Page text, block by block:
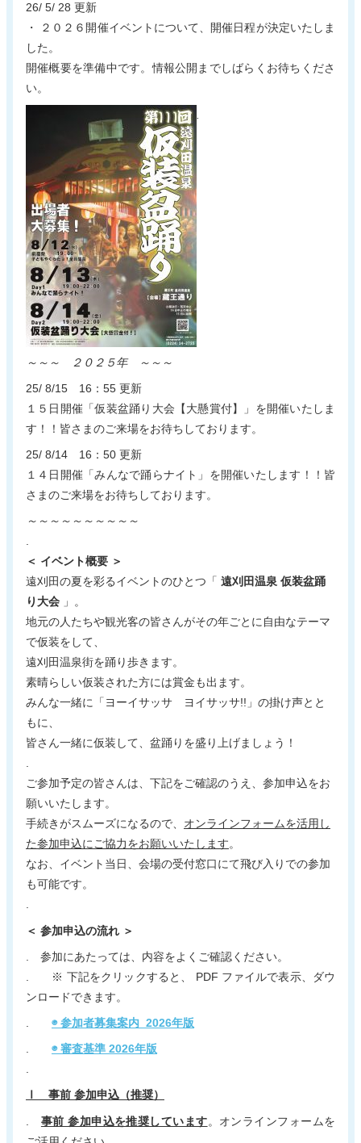
26/ 5/ 28 更新
・ ２０２６開催イベントについて、開催日程が決定いたしま
した。
開催概要を準備中です。情報公開までしばらくお待ちくださ
い。
～～～ ２０２５年 ～～～
25/ 8/15 16：55 更新
１５日開催「仮装盆踊り大会【大懸賞付】」を開催いたしま
す！！皆さまのご来場をお待ちしております。
25/ 8/14 16：50 更新
１４日開催「みんなで踊らナイト」を開催いたします！！皆
さまのご来場をお待ちしております。
～～～ ～～～ ～～～ ～
.
＜ イベント概要 ＞
遠刈田の夏を彩るイベントのひとつ「 遠刈田温泉 仮装盆踊
り大会 」。
地元の人たちや観光客の皆さんがその年ごとに自由なテーマ
で仮装をして、
遠刈田温泉街を踊り歩きます。
素晴らしい仮装された方には賞金も出ます。
みんな一緒に「ヨーイサッサ ヨイサッサ!!」の掛け声とと
もに、
皆さん一緒に仮装して、盆踊りを盛り上げましょう！
.
ご参加予定の皆さんは、下記をご確認のうえ、参加申込をお
願いいたします。
手続きがスムーズになるので、 オンラインフォームを活用し
た参加申込にご協力をお願いいたします。
なお、イベント当日、会場の受付窓口にて飛び入りでの参加
も可能です。
.
＜ 参加申込の流れ ＞
. 参加にあたっては、内容をよくご確認ください。
. ※ 下記をクリックすると、 PDF ファイルで表示、ダウ
ンロードできます。
◉ 参加者募集案内 2026年版
◉ 審査基準 2026年版
Ⅰ 事前 参加申込（推奨）
事前 参加申込を推奨しています。オンラインフォームを